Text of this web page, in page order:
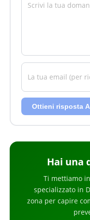
Ottieni risposta
Hai una
Ti mettiamo
specializzato in
zona per capire